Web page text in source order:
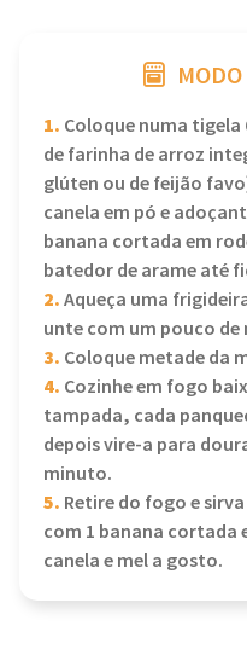
1. Coloque numa tigela
de farinha de arroz
glúten ou de feijão
canela em pó e
banana cortada em
batedor de arame até
2.Aqueça uma
unte com um pouco de
3. Coloque metade da
4. Cozinhe em fogo
tampada, cada
depois vire-a para
minuto.
5. Retire do fogo e
com 1 banana cortada
canela e mel a gosto.